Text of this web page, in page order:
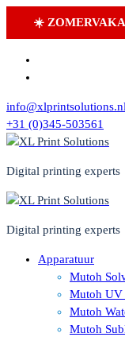
☀️
Skip
info@xlprintsolutions.nl
+31 (0)345-503561
Digital printing experts
Digital printing experts
Apparatuur
Mutoh
Mutoh UV
Mutoh
Mutoh